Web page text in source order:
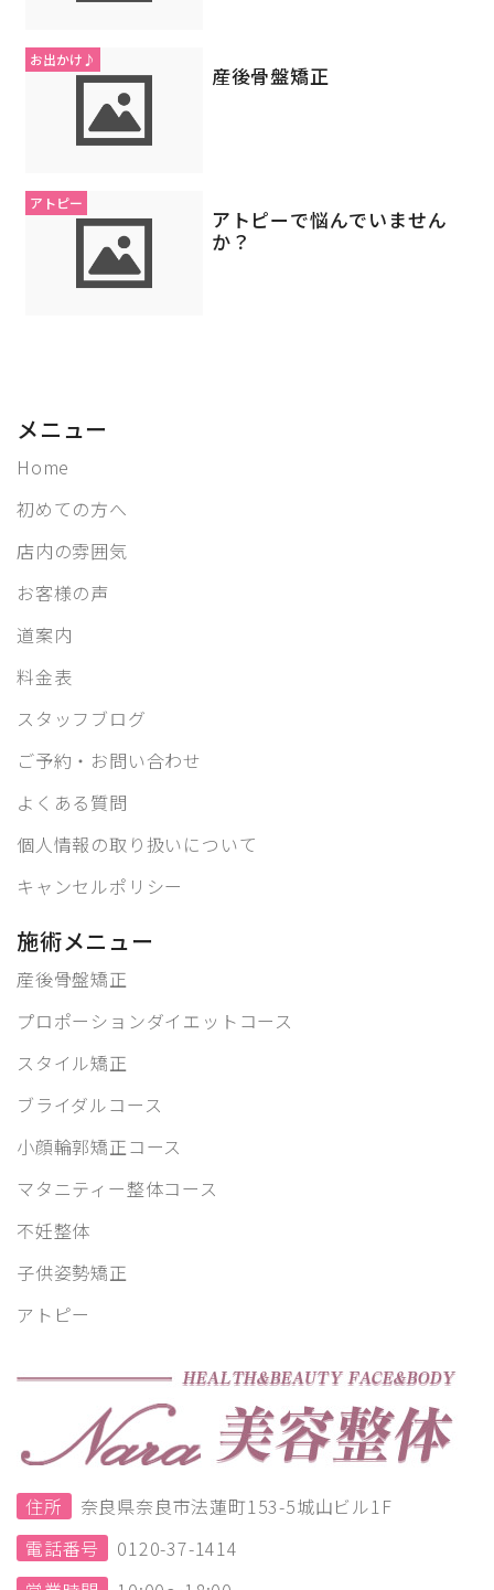
お出かけ♪
産後骨盤矯正
アトピー
アトピーで悩んでいません
か？
メニュー
Home
初めての方へ
店内の雰囲気
お客様の声
道案内
料金表
スタッフブログ
ご予約・お問い合わせ
よくある質問
個人情報の取り扱いについて
キャンセルポリシー
施術メニュー
産後骨盤矯正
プロポーションダイエットコース
スタイル矯正
ブライダルコース
小顔輪郭矯正コース
マタニティー整体コース
不妊整体
子供姿勢矯正
アトピー
住所
奈良県奈良市法蓮町153-5城山ビル1F
電話番号
0120-37-1414